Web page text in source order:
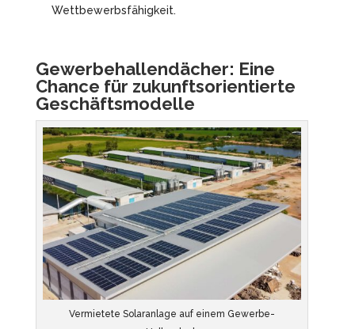
Wettbewerbsfähigkeit.
Gewerbehallendächer: Eine
Chance für zukunftsorientierte
Geschäftsmodelle
Vermietete Solaranlage auf einem Gewerbe-